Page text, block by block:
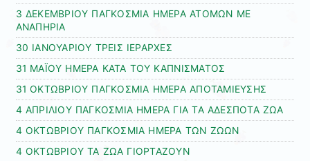
3 ΔΕΚΕΜΒΡΙΟΥ ΠΑΓΚΟΣΜΙΑ ΗΜΕΡΑ ΑΤΟΜΩΝ ΜΕ
ΑΝΑΠΗΡΙΑ
30 ΙΑΝΟΥΑΡΙΟΥ ΤΡΕΙΣ ΙΕΡΑΡΧΕΣ
31 ΜΑΪΟΥ ΗΜΕΡΑ ΚΑΤΑ ΤΟΥ ΚΑΠΝΙΣΜΑΤΟΣ
31 ΟΚΤΩΒΡΙΟΥ ΠΑΓΚΟΣΜΙΑ ΗΜΕΡΑ ΑΠΟΤΑΜΙΕΥΣΗΣ
4 ΑΠΡΙΛΙΟΥ ΠΑΓΚΟΣΜΙΑ ΗΜΕΡΑ ΓΙΑ ΤΑ ΑΔΕΣΠΟΤΑ ΖΩΑ
4 ΟΚΤΩΒΡΙΟΥ ΠΑΓΚΟΣΜΙΑ ΗΜΕΡΑ ΤΩΝ ΖΩΩΝ
4 ΟΚΤΩΒΡΙΟΥ ΤΑ ΖΩΑ ΓΙΟΡΤΑΖΟΥΝ